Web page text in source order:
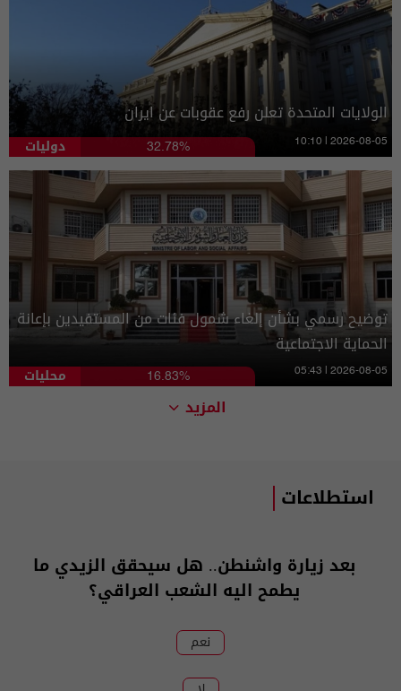
الولايات المتحدة تعلن رفع عقوبات عن ايران
دوليات 32.78% 10:10 | 2026-08-05
توضيح رسمي بشأن إلغاء شمول فئات من المستفيدين بإعانة
الحماية الاجتماعية
محليات 16.83% 05:43 | 2026-08-05
المزيد
استطلاعات
بعد زيارة واشنطن.. هل سيحقق الزيدي ما
يطمح اليه الشعب العراقي؟
نعم